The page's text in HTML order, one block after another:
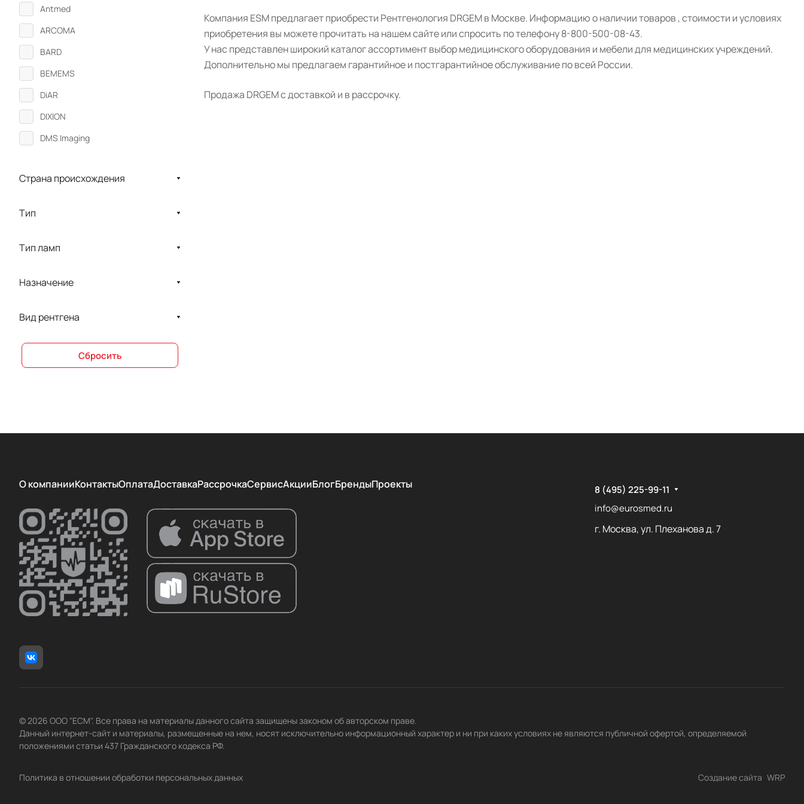
Компания ESM предлагает приобрести Рентгенология DRGEM в Москве. Информацию о наличии товаров , стоимости и условиях
приобретения вы можете прочитать на нашем сайте или спросить по телефону 8-800-500-08-43.
У нас представлен широкий каталог ассортимент выбор медицинского оборудования и мебели для медицинских учреждений.
Дополнительно мы предлагаем гарантийное и постгарантийное обслуживание по всей России.
Продажа DRGEM с доставкой и в рассрочку.
Antmed
ARCOMA
BARD
BEMEMS
DiAR
DIXION
DMS Imaging
DS MED
ELS
GE Healthcare
Steiman
VELOPEX
Ziehm Imaging
ВКМТ
ИМТ
МЕДИН
ТСНК
Страна происхождения
Тип
Тип ламп
Назначение
Вид рентгена
Сбросить
О компанииКонтактыОплатаДоставкаРассрочкаСервисАкцииБлогБрендыПроекты
8 (495) 225-99-11
info@eurosmed.ru
г. Москва, ул. Плеханова д. 7
© 2026 ООО "ЕСМ". Все права на материалы данного сайта защищены законом об авторском праве.
Данный интернет-сайт и материалы, размещенные на нем, носят исключительно информационный характер и ни при каких условиях не являются публичной офертой, определяемой
положениями статьи 437 Гражданского кодекса РФ.
Политика в отношении обработки персональных данных Создание сайта WRP